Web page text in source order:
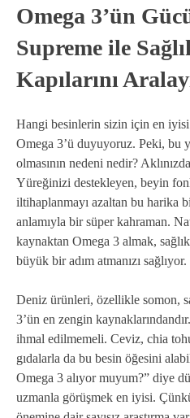
Omega 3’ün
Supreme ile
Kapılarını
Hangi besinlerin sizin için en iyisi
Omega 3’ü duyuyoruz. Peki, bu
olmasının nedeni nedir?
Yüreğinizi destekleyen, beyin
iltihaplanmayı azaltan bu harika
anlamıyla bir süper kahraman.
kaynaktan Omega 3 almak,
büyük bir adım atmanızı sağlıyor.
Deniz ürünleri, özellikle somon,
3’ün en zengin
ihmal edilmemeli. Ceviz, chia
gıdalarla da bu besin öğesini
Omega 3 alıyor muyum?” diye
uzmanla görüşmek en iyisi.